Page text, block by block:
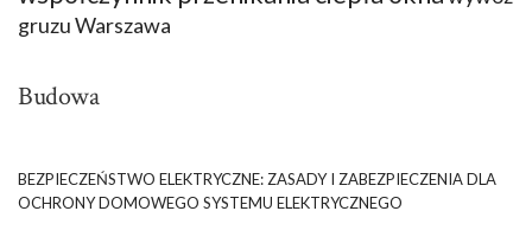
gruzu Warszawa
Budowa
BEZPIECZEŃSTWO ELEKTRYCZNE: ZASADY I ZABEZPIECZENIA DLA
OCHRONY DOMOWEGO SYSTEMU ELEKTRYCZNEGO